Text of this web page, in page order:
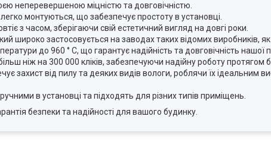
неперевершеною міцністю та довговічністю.
монтуються, що забезпечує простоту в установці.
з часом, зберігаючи свій естетичний вигляд на довгі роки.
широко застосовується на заводах таких відомих виробників,
до 960 ° C, що гарантує надійність та довговічність нашої
ніж на 300 000 кліків, забезпечуючи надійну роботу протягом
захист від пилу та деяких видів вологи, роблячи їх ідеальним
в установці та підходять для різних типів приміщень.
безпеки та надійності для вашого будинку.